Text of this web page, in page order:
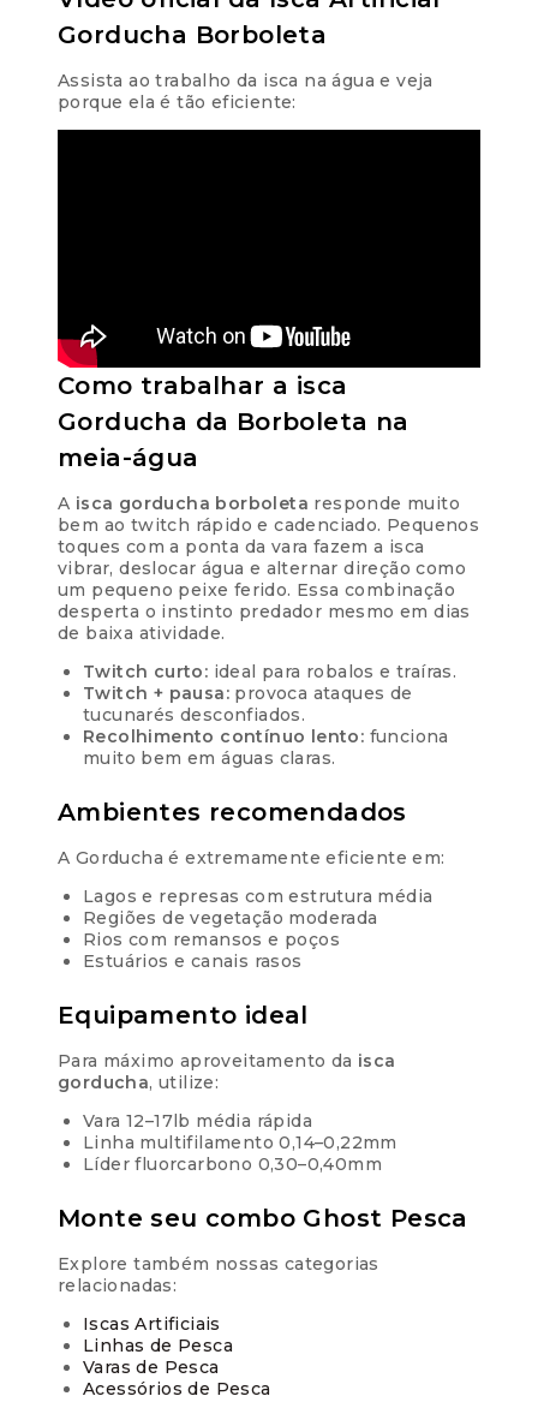
Gorducha Borboleta
Assista ao trabalho da isca na água e veja
porque ela é tão eficiente:
Como trabalhar a isca
Gorducha da Borboleta na
meia-água
A isca gorducha borboleta responde muito
bem ao twitch rápido e cadenciado. Pequenos
toques com a ponta da vara fazem a isca
vibrar, deslocar água e alternar direção como
um pequeno peixe ferido. Essa combinação
desperta o instinto predador mesmo em dias
de baixa atividade.
Twitch curto: ideal para robalos e traíras.
Twitch + pausa: provoca ataques de
tucunarés desconfiados.
Recolhimento contínuo lento: funciona
muito bem em águas claras.
Ambientes recomendados
A Gorducha é extremamente eficiente em:
Lagos e represas com estrutura média
Regiões de vegetação moderada
Rios com remansos e poços
Estuários e canais rasos
Equipamento ideal
Para máximo aproveitamento da isca
gorducha, utilize:
Vara 12–17lb média rápida
Linha multifilamento 0,14–0,22mm
Líder fluorcarbono 0,30–0,40mm
Monte seu combo Ghost Pesca
Explore também nossas categorias
relacionadas:
Iscas Artificiais
Linhas de Pesca
Varas de Pesca
Acessórios de Pesca